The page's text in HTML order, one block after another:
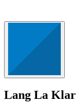
Lang La Klar